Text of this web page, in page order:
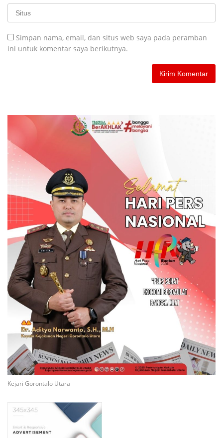
Simpan nama, email, dan situs web saya pada peramban
ini untuk komentar saya berikutnya.
Kejari Gorontalo Utara